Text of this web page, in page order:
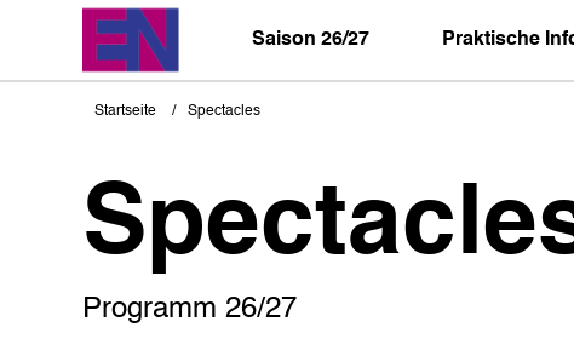
Saison 26/27 Praktische
Pfadnavigation
Startseite Spectacles
Programm 26/27